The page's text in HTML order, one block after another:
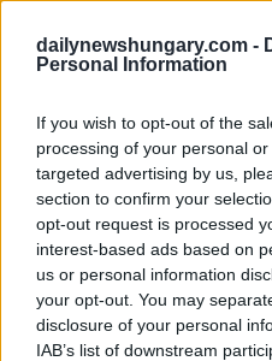
dailynewshungary.com -
Personal Information
If you wish to opt-out of the
processing of your personal
targeted advertising by us,
section to confirm your
opt-out request is processed
interest-based ads based on
us or personal information
your opt-out. You may
disclosure of your personal
IAB’s list of downstream
Il governo finanzierà la
contro il
brexit #economia ungherese
uk #ungheria #unione
Leave a Reply
Your email address will not be published.
Name*